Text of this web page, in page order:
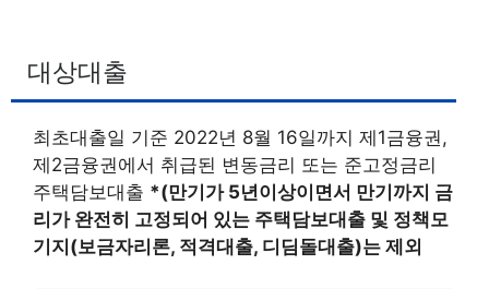
대상대출
최초대출일 기준 2022년 8월 16일까지 제1금융권,
제2금융권에서 취급된 변동금리 또는 준고정금리
주택담보대출 *(만기가 5년이상이면서 만기까지 금
리가 완전히 고정되어 있는 주택담보대출 및 정책모
기지(보금자리론, 적격대출, 디딤돌대출)는 제외